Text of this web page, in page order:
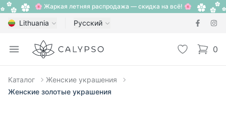
🌸 Жаркая летняя распродажа — скидка на всё! 🌸
Lithuania Русский
Open menu
Calypso Избранное
0
items
Каталог
Женские украшения
Женские золотые украшения